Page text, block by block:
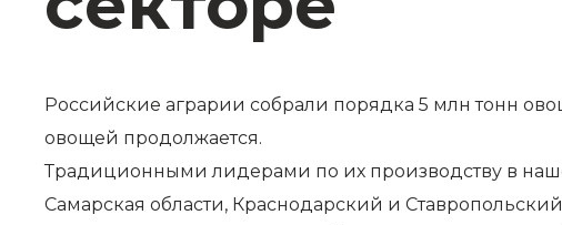
Российские аграрии собрали порядка 5 млн тонн
овощей продолжается.
Традиционными лидерами по их производству в
Самарская области, Краснодарский и